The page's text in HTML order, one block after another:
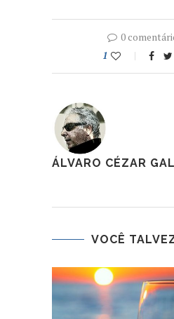
0
1
ÁLVARO CÉZAR
VOCÊ